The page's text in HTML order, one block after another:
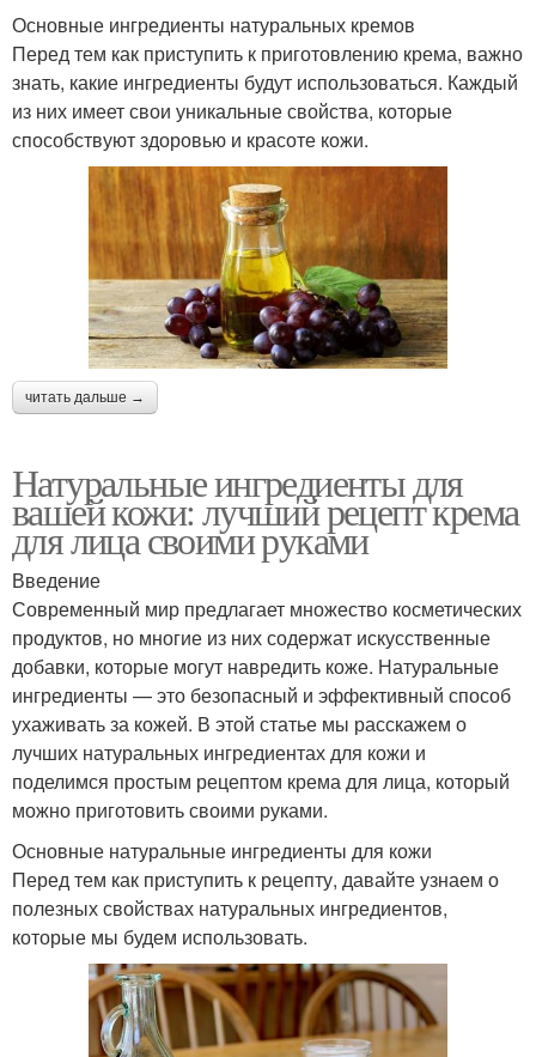
Основные ингредиенты натуральных кремов
Перед тем как приступить к приготовлению крема, важно
знать, какие ингредиенты будут использоваться. Каждый
из них имеет свои уникальные свойства, которые
способствуют здоровью и красоте кожи.
читать дальше →
Натуральные ингредиенты для
вашей кожи: лучший рецепт крема
для лица своими руками
Введение
Современный мир предлагает множество косметических
продуктов, но многие из них содержат искусственные
добавки, которые могут навредить коже. Натуральные
ингредиенты — это безопасный и эффективный способ
ухаживать за кожей. В этой статье мы расскажем о
лучших натуральных ингредиентах для кожи и
поделимся простым рецептом крема для лица, который
можно приготовить своими руками.
Основные натуральные ингредиенты для кожи
Перед тем как приступить к рецепту, давайте узнаем о
полезных свойствах натуральных ингредиентов,
которые мы будем использовать.